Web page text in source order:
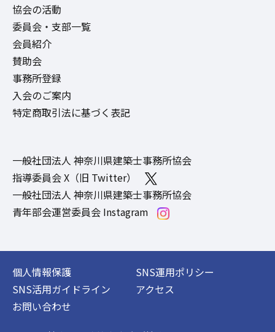
協会の活動
委員会・支部一覧
会員紹介
賛助会
事務所登録
入会のご案内
特定商取引法に基づく表記
一般社団法人 神奈川県建築士事務所協会
指導委員会 X（旧 Twitter）
一般社団法人 神奈川県建築士事務所協会
青年部会運営委員会 Instagram
個人情報保護
SNS運用ポリシー
SNS活用ガイドライン
アクセス
お問い合わせ